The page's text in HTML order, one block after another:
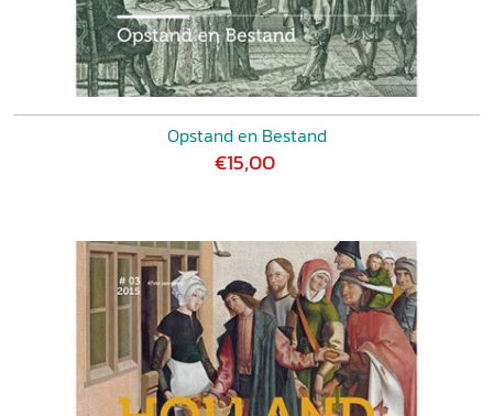
Opstand en Bestand
€15,00